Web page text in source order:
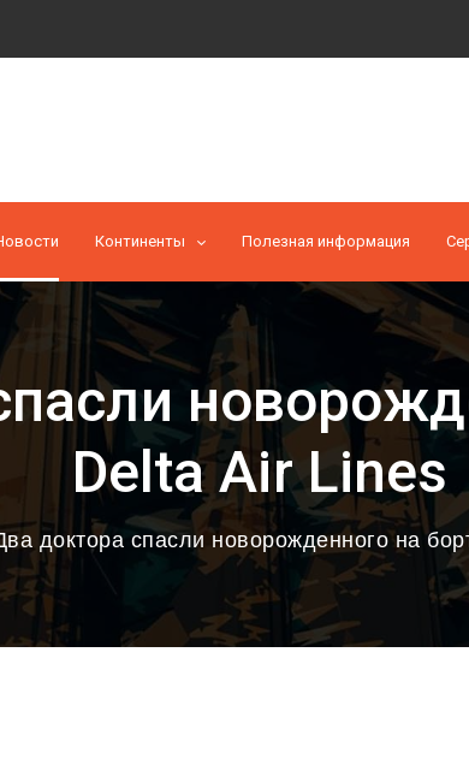
Континенты Полезная информация
Delta Air Lines
доктора спасли новорожденного на